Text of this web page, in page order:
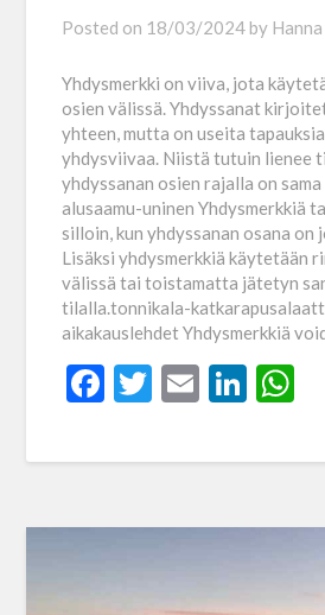
Posted on 18/03/2024 by Hanna
Yhdysmerkki on viiva, jota
osien välissä. Yhdyssanat
yhteen, mutta on useita
yhdysviivaa. Niistä tutuin lienee
yhdyssanan osien rajalla on
alusaamu-uninen Yhdysmerkkiä
silloin, kun yhdyssanan osana on
Lisäksi yhdysmerkkiä käytetään
välissä tai toistamatta jätetyn
tilalla.tonnikala-
aikakauslehdet Yhdysmerkkiä
Facebook
Twitter
Email